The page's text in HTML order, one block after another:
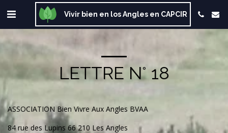
Vivir bien en los Angles en CAPCIR
LETTRE N° 18
ASSOCIATION Bien Vivre Aux Angles BVAA
84 rue des Lupins 66 210 Les Angles